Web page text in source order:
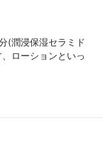
(潤浸保湿セラミド
ローションといっ